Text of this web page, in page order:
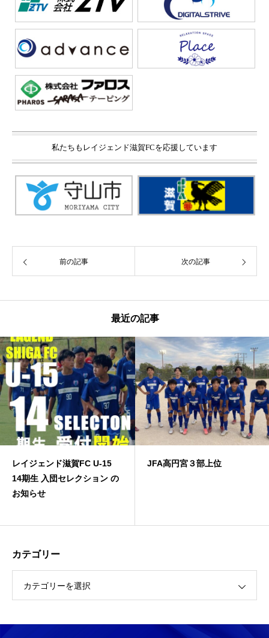
私たちもレイジェンド滋賀FCを応援しています
前の記事 次の記事
最近の記事
レイジェンド滋賀FC U-15
14期生 入団セレクション の
お知らせ
JFA高円宮３部上位
カテゴリー
カテゴリーを選択